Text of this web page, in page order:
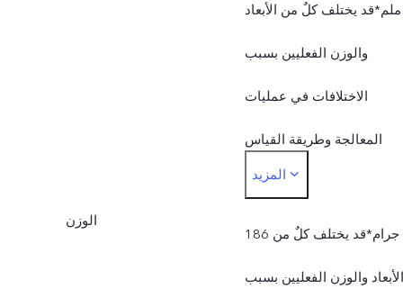
ملم*قد يختلف كلٌ من الأبعاد
والوزن الفعليين بسبب
الاختلافات في عمليات
المعالجة وطريقة القياس
وإمدادات المواد ودفعات
المزيد
الوزن
186 جرام*قد يختلف كلٌ من
الأبعاد والوزن الفعليين بسبب